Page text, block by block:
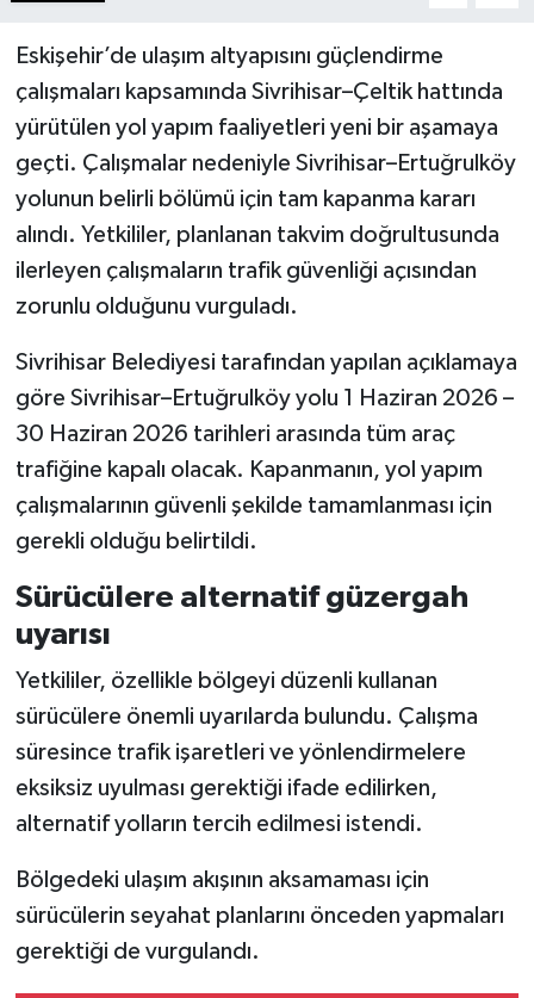
Eskişehir’de ulaşım altyapısını güçlendirme
çalışmaları kapsamında Sivrihisar–Çeltik hattında
yürütülen yol yapım faaliyetleri yeni bir aşamaya
geçti. Çalışmalar nedeniyle Sivrihisar–Ertuğrulköy
yolunun belirli bölümü için tam kapanma kararı
alındı. Yetkililer, planlanan takvim doğrultusunda
ilerleyen çalışmaların trafik güvenliği açısından
zorunlu olduğunu vurguladı.
Sivrihisar Belediyesi tarafından yapılan açıklamaya
göre Sivrihisar–Ertuğrulköy yolu 1 Haziran 2026 –
30 Haziran 2026 tarihleri arasında tüm araç
trafiğine kapalı olacak. Kapanmanın, yol yapım
çalışmalarının güvenli şekilde tamamlanması için
gerekli olduğu belirtildi.
Sürücülere alternatif güzergah
uyarısı
Yetkililer, özellikle bölgeyi düzenli kullanan
sürücülere önemli uyarılarda bulundu. Çalışma
süresince trafik işaretleri ve yönlendirmelere
eksiksiz uyulması gerektiği ifade edilirken,
alternatif yolların tercih edilmesi istendi.
Bölgedeki ulaşım akışının aksamaması için
sürücülerin seyahat planlarını önceden yapmaları
gerektiği de vurgulandı.
Yurttan